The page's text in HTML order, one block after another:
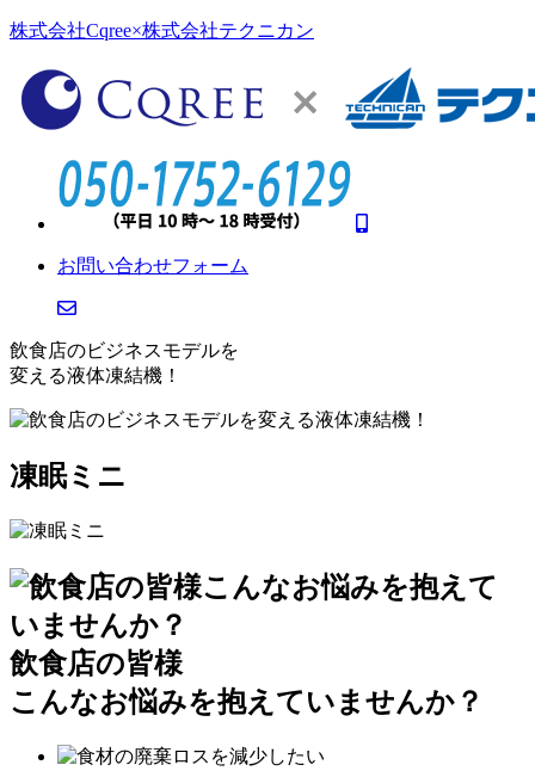
株式会社Cqree×株式会社テクニカン
お問い合わせフォーム
飲食店のビジネスモデルを
変える液体凍結機！
凍眠ミニ
飲食店の皆様
こんなお悩みを抱えていませんか？